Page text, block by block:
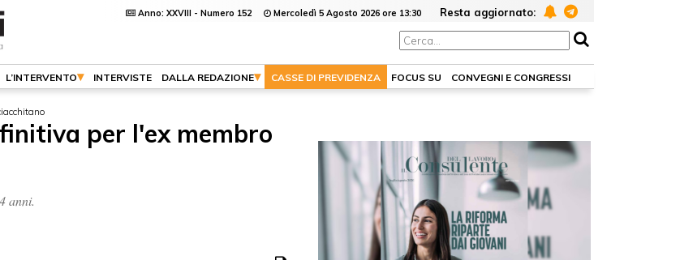
Anno: XXVIII - Numero 152 Mercoledì 5 Agosto 2026 ore 13:30 Resta aggiornato:
L’INTERVENTO INTERVISTE DALLA REDAZIONE CASSE DI PREVIDENZA FOCUS SU CONVEGNI E CONGRESSI
per l'ex membro
anni.